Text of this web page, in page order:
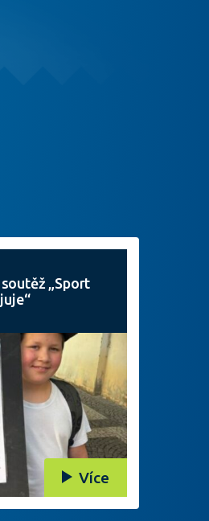
„Sport
Více